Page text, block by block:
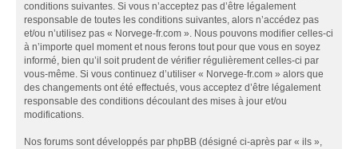
conditions suivantes. Si vous n’acceptez pas d’être légalement
responsable de toutes les conditions suivantes, alors n’accédez pas
et/ou n’utilisez pas « Norvege-fr.com ». Nous pouvons modifier celles-ci
à n’importe quel moment et nous ferons tout pour que vous en soyez
informé, bien qu’il soit prudent de vérifier régulièrement celles-ci par
vous-même. Si vous continuez d’utiliser « Norvege-fr.com » alors que
des changements ont été effectués, vous acceptez d’être légalement
responsable des conditions découlant des mises à jour et/ou
modifications.
Nos forums sont développés par phpBB (désigné ci-après par « ils »,